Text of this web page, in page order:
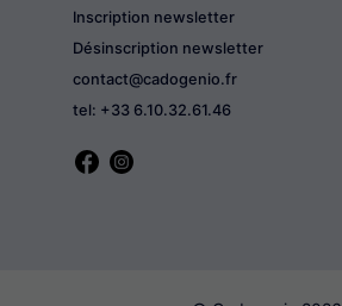
Inscription newsletter
Désinscription newsletter
contact@cadogenio.fr
tel: +33 6.10.32.61.46